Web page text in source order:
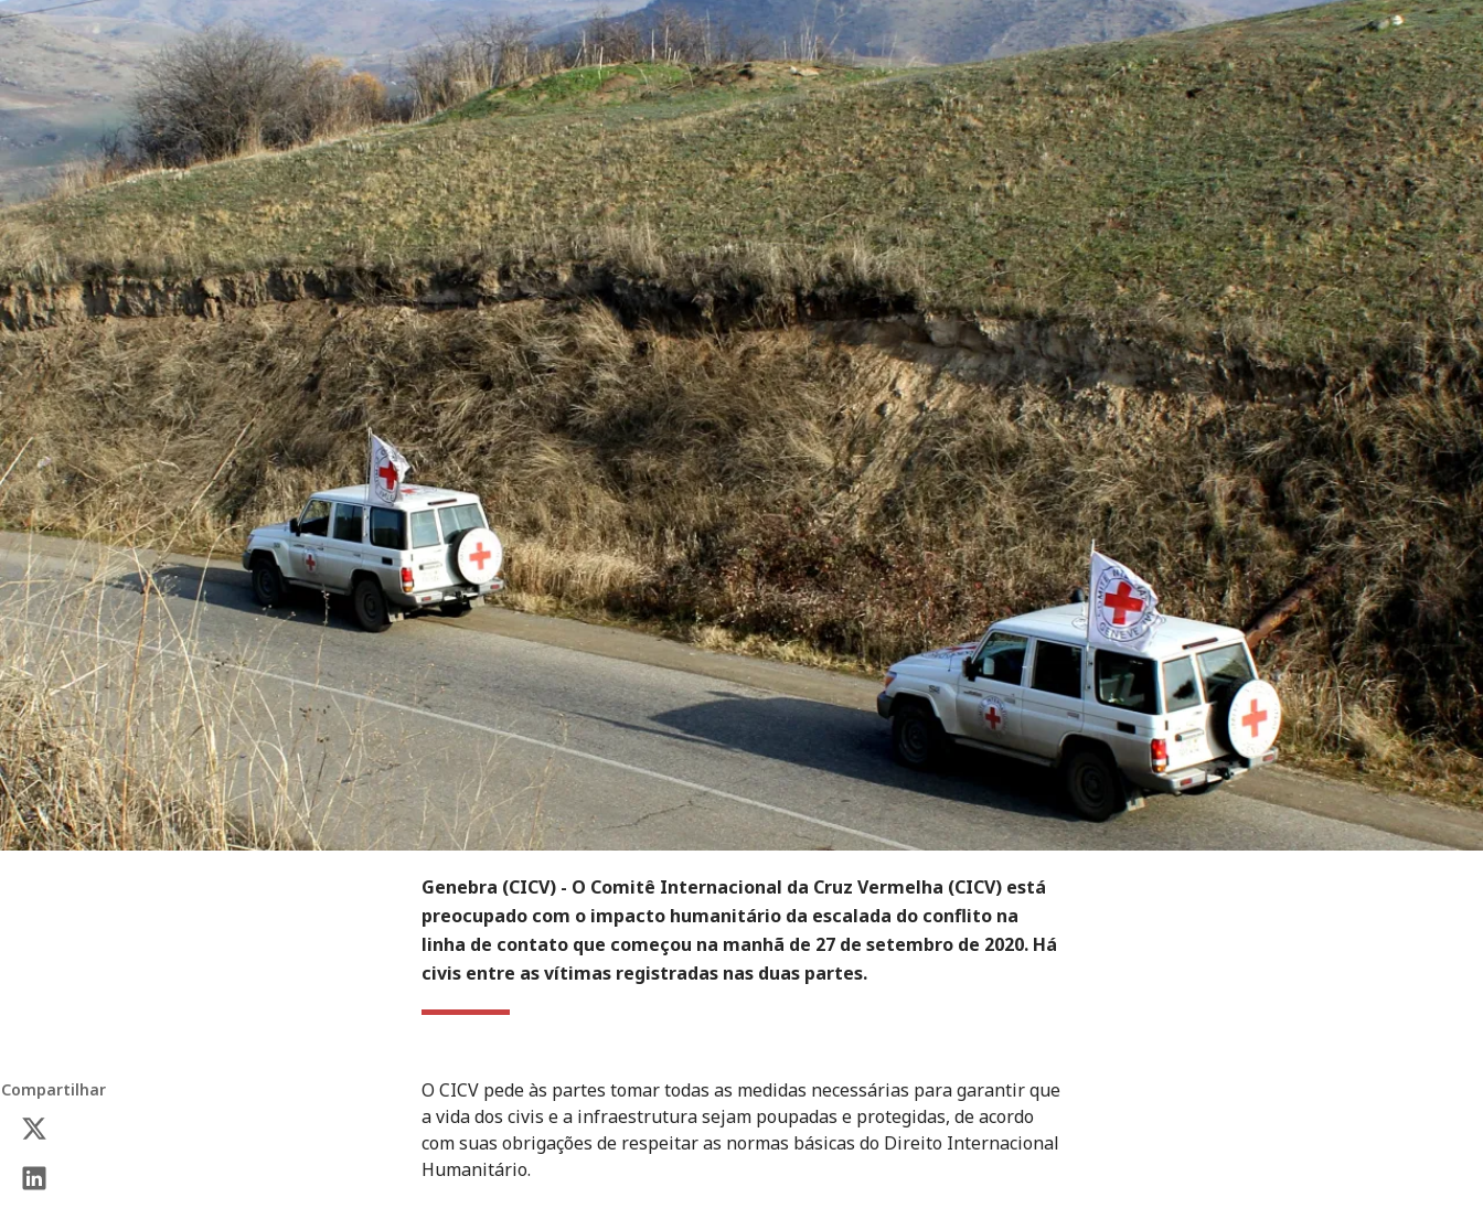
Genebra (CICV) - O Comitê Internacional da Cruz Vermelha (CICV) está
preocupado com o impacto humanitário da escalada do conflito na
linha de contato que começou na manhã de 27 de setembro de 2020. Há
civis entre as vítimas registradas nas duas partes.
Compartilhar
O CICV pede às partes tomar todas as medidas necessárias para garantir que
a vida dos civis e a infraestrutura sejam poupadas e protegidas, de acordo
com suas obrigações de respeitar as normas básicas do Direito Internacional
Humanitário.